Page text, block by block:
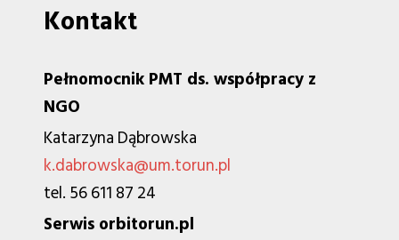
Kontakt
Pełnomocnik PMT ds. współpracy z
NGO
Katarzyna Dąbrowska
k.dabrowska@um.torun.pl
tel. 56 611 87 24
Serwis orbitorun.pl